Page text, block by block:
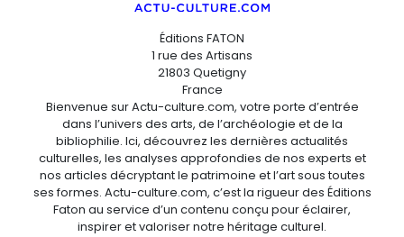
Éditions FATON
1 rue des Artisans
21803 Quetigny
France
Bienvenue sur Actu-culture.com, votre porte d’entrée
dans l’univers des arts, de l’archéologie et de la
bibliophilie. Ici, découvrez les dernières actualités
culturelles, les analyses approfondies de nos experts et
nos articles décryptant le patrimoine et l’art sous toutes
ses formes. Actu-culture.com, c’est la rigueur des Éditions
Faton au service d’un contenu conçu pour éclairer,
inspirer et valoriser notre héritage culturel.